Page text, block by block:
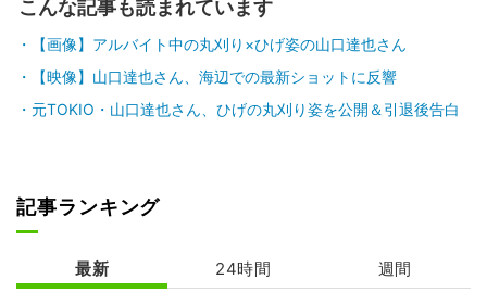
こんな記事も読まれています
【画像】アルバイト中の丸刈り×ひげ姿の山口達也さん
【映像】山口達也さん、海辺での最新ショットに反響
元TOKIO・山口達也さん、ひげの丸刈り姿を公開＆引退後告白
記事ランキング
最新 24時間 週間